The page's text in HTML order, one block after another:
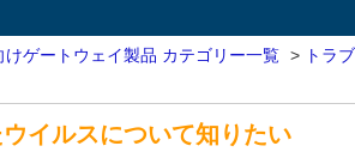
けゲートウェイ製品 カテゴリー一覧 > トラ
イルスについて知りたい